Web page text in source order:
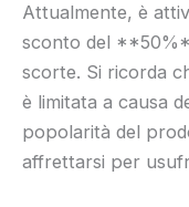
Attualmente, è
sconto del
scorte. Si ricorda
è limitata a causa
popolarità del
affrettarsi per